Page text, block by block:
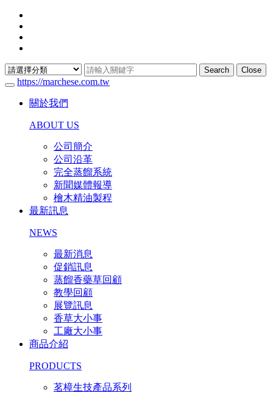
Search Close
https://marchese.com.tw
關於我們
ABOUT US
公司簡介
公司沿革
完全蒸餾系統
新聞媒體報導
檜木精油製程
最新訊息
NEWS
最新消息
促銷訊息
蒸餾香藥草回顧
教學回顧
展覽訊息
香草大小事
工廠大小事
商品介紹
PRODUCTS
茗樟生技產品系列